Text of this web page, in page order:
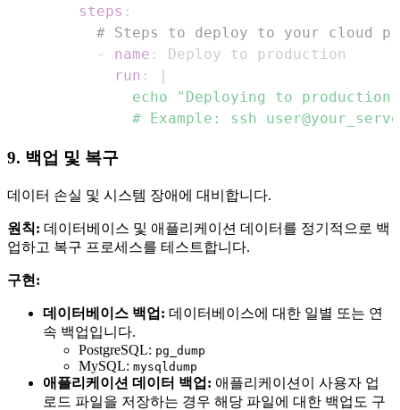
steps :
# Steps to deploy to your cloud
-
name :
run : |
# Example: ssh
9. 백업 및 복구
데이터 손실 및 시스템 장애에 대비합니다.
원칙: 데이터베이스 및 애플리케이션 데이터를 정기적으로 백
업하고 복구 프로세스를 테스트합니다.
구현:
데이터베이스 백업: 데이터베이스에 대한 일별 또는 연
속 백업입니다.
PostgreSQL: pg_dump
MySQL: mysqldump
애플리케이션 데이터 백업: 애플리케이션이 사용자 업
로드 파일을 저장하는 경우 해당 파일에 대한 백업도 구